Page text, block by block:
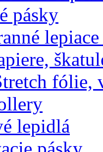
pásky
fólie,
lepidlá